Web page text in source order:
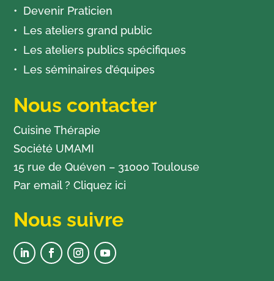
Devenir Praticien
Les ateliers grand public
Les ateliers publics spécifiques
Les séminaires d’équipes
Nous contacter
Cuisine Thérapie
Société UMAMI
15 rue de Quéven – 31000 Toulouse
Par email ?Cliquez ici
Nous suivre